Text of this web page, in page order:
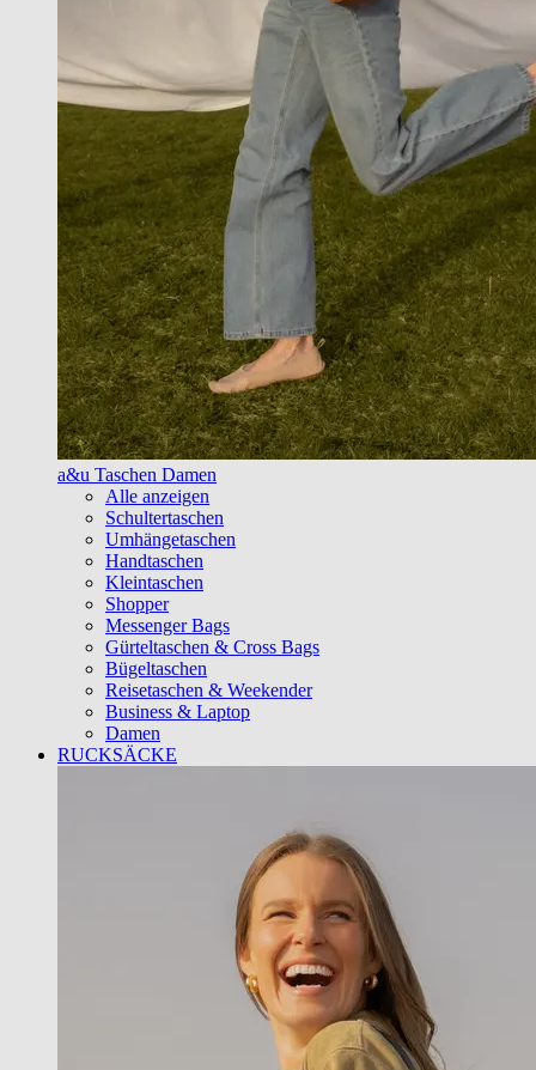
a&u Taschen Damen
Alle anzeigen
Schultertaschen
Umhängetaschen
Handtaschen
Kleintaschen
Shopper
Messenger Bags
Gürteltaschen & Cross Bags
Bügeltaschen
Reisetaschen & Weekender
Business & Laptop
Damen
RUCKSÄCKE